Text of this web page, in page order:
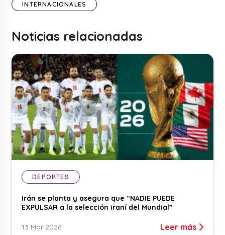
INTERNACIONALES
Noticias relacionadas
DEPORTES
Irán se planta y asegura que “NADIE PUEDE
EXPULSAR a la selección iraní del Mundial”
13 Mar 2026 Leer más